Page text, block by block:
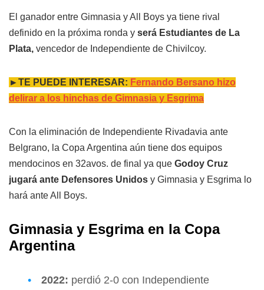
El ganador entre Gimnasia y All Boys ya tiene rival
definido en la próxima ronda y será Estudiantes de La
Plata, vencedor de Independiente de Chivilcoy.
►TE PUEDE INTERESAR: Fernando Bersano hizo
delirar a los hinchas de Gimnasia y Esgrima
Con la eliminación de Independiente Rivadavia ante
Belgrano, la Copa Argentina aún tiene dos equipos
mendocinos en 32avos. de final ya que Godoy Cruz
jugará ante Defensores Unidos y Gimnasia y Esgrima lo
hará ante All Boys.
Gimnasia y Esgrima en la Copa
Argentina
2022: perdió 2-0 con Independiente